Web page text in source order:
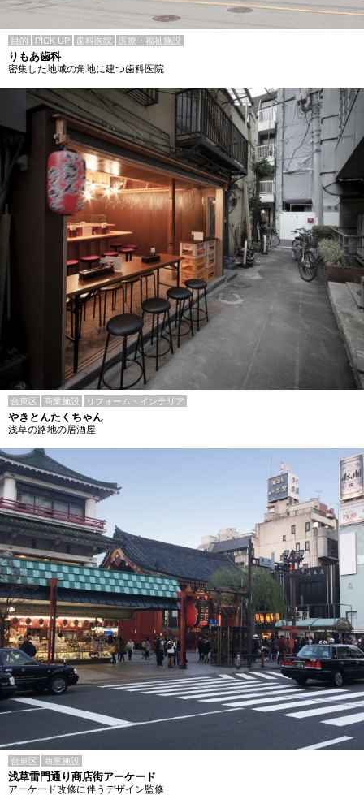
目的 PICK UP 歯科医院 医療・福祉施設
りもあ歯科
密集した地域の角地に建つ歯科医院
台東区 商業施設 リフォーム・インテリア
やきとんたくちゃん
浅草の路地の居酒屋
台東区 商業施設
浅草雷門通り商店街アーケード
アーケード改修に伴うデザイン監修